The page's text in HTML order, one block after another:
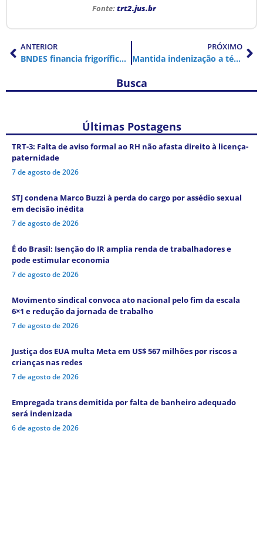
Fonte:trt2.jus.br
ANTERIOR
BNDES financia frigoríficos que estimulam desmatamento e trabalho escravo
PRÓXIMO
Mantida indenização a técnico de manutenção dispensado por telefone
Busca
Últimas Postagens
TRT-3: Falta de aviso formal ao RH não afasta direito à licença-
paternidade
7 de agosto de 2026
STJ condena Marco Buzzi à perda do cargo por assédio sexual
em decisão inédita
7 de agosto de 2026
É do Brasil: Isenção do IR amplia renda de trabalhadores e
pode estimular economia
7 de agosto de 2026
Movimento sindical convoca ato nacional pelo fim da escala
6×1 e redução da jornada de trabalho
7 de agosto de 2026
Justiça dos EUA multa Meta em US$ 567 milhões por riscos a
crianças nas redes
7 de agosto de 2026
Empregada trans demitida por falta de banheiro adequado
será indenizada
6 de agosto de 2026